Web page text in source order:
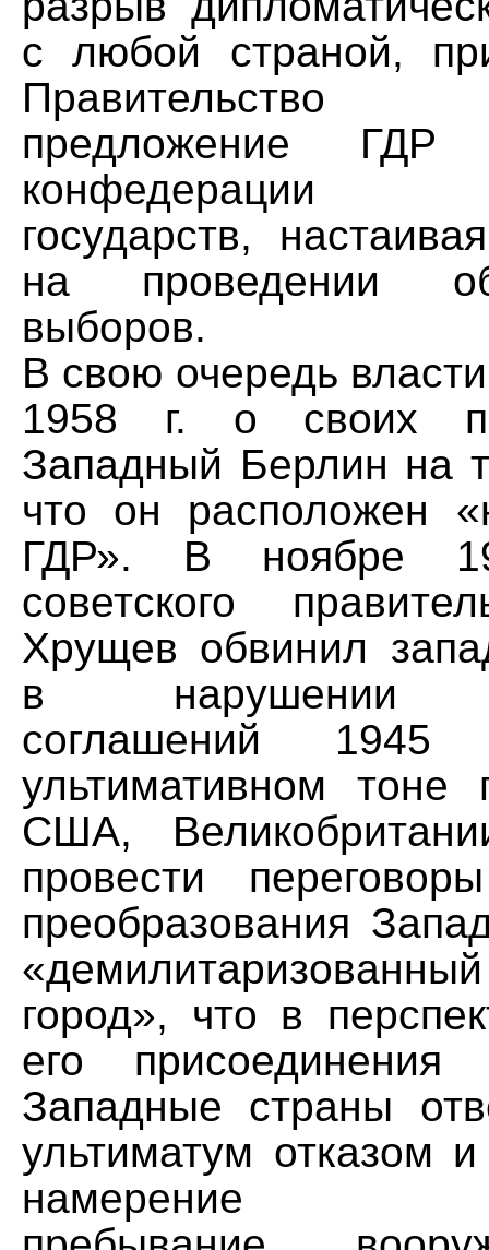
с любой страной,
предложение
конфедерации
государств,
на проведении
выборов.
В свою очередь
1958 г. о своих
Западный Берлин на
что он расположен
ГДР». В ноябре
советского
Хрущев обвинил
в нарушении
соглашений
ультимативном тоне
США,
провести
преобразования
город», что в
его
Западные страны
ультиматум отказом
намерение